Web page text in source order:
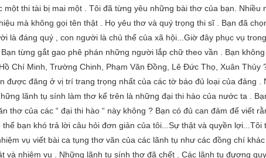
một thi tài bị mai một . Tôi đã từng yêu những bài thơ của bạn.
mà không gọi tên thật . Họ yêu thơ và quý trọng thi sĩ . Bạn đã
là đáng quý , con người là chủ thể của xã hội...Giờ đây phục vụ
từng gắt gao phê phán những người lắp chữ theo vần . Bạn
Chí Minh, Trường Chinh, Phạm Văn Đồng, Lê Đức Thọ, Xuân Thủy
được đăng ở vị trí trang trọng nhất của các tờ báo đủ loại của đảng .
lãnh tụ sính làm thơ kể trên là những đại thi hào của nước ta .
thơ của các “ đại thi hào “ này không ? Bạn có đủ can đảm để viết
thể bạn khó trả lời câu hỏi đơn giản của tôi...Sự thật và quyền
vụ viết bài ca tụng thơ văn của các lãnh tụ như các đồng chí
và nhiệm vụ . Những lãnh tụ sính thơ đã chết . Các lãnh tụ đương